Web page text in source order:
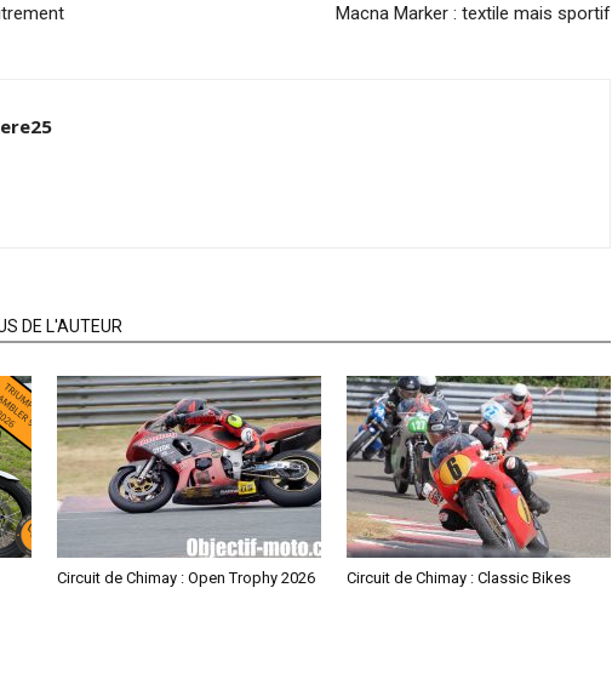
Macna Marker : textile mais sportif
DE L'AUTEUR
Circuit de Chimay : Open Trophy 2026 Circuit de Chimay : Classic Bikes